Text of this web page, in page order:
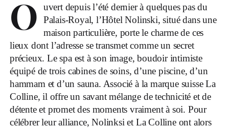
O
uvert depuis l’été dernier à quelques pas du
Palais-Royal, l’Hôtel Nolinski, situé dans une
maison particulière, porte le charme de ces
lieux dont l’adresse se transmet comme un secret
précieux. Le spa est à son image, boudoir intimiste
équipé de trois cabines de soins, d’une piscine, d’un
hammam et d’un sauna. Associé à la marque suisse La
Colline, il offre un savant mélange de technicité et de
détente et promet des moments vraiment à soi. Pour
célébrer leur alliance, Nolinksi et La Colline ont alors